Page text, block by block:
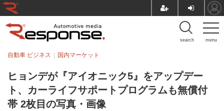
menu
search
ヒョンデが『アイオニック5』をアップデー
ト、カーライフサポートプログラムも無償付
帯 2枚目の写真・画像
自動車 ビジネス 国内マーケット